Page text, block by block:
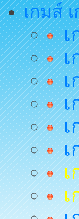
เกมส์
เ
เ
เ
เ
เ
เ